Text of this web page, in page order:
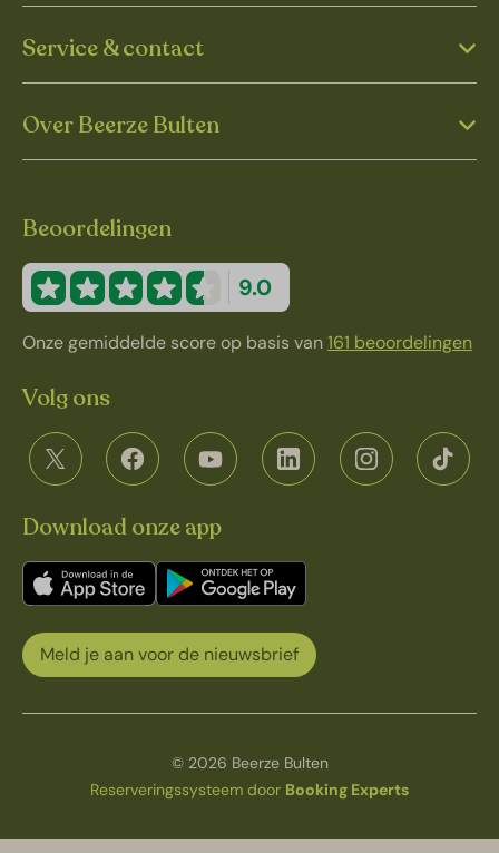
Service & contact
Over Beerze Bulten
Beoordelingen
9.0
Onze gemiddelde score op basis van161 beoordelingen
Volg ons
Download onze app
Meld je aan voor de nieuwsbrief
© 2026 Beerze Bulten
Reserveringssysteem door Booking Experts